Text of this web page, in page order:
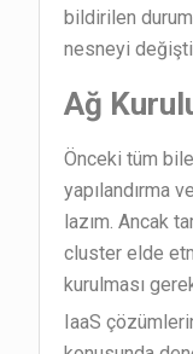
bildirilen
nesneyi
Ağ
Önceki tüm
yapılandırma
lazım. Ancak
cluster elde
kurulması
IaaS